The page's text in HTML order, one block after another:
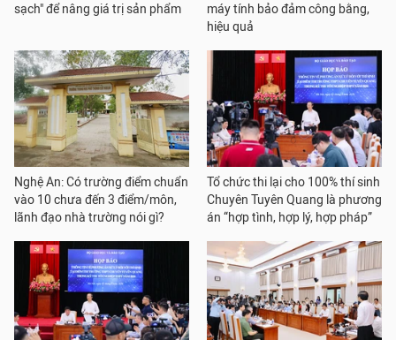
sạch" để nâng giá trị sản phẩm
máy tính bảo đảm công bằng,
hiệu quả
Nghệ An: Có trường điểm chuẩn
vào 10 chưa đến 3 điểm/môn,
lãnh đạo nhà trường nói gì?
Tổ chức thi lại cho 100% thí sinh
Chuyên Tuyên Quang là phương
án “hợp tình, hợp lý, hợp pháp”